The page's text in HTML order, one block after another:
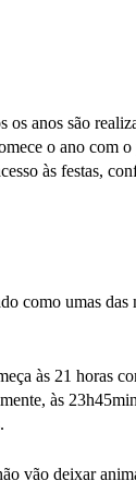
os anos são
o ano com
às festas,
como umas das
às 21 horas
às
vão deixar